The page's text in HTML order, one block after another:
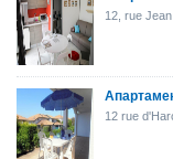
12, rue
12 rue